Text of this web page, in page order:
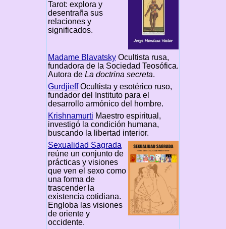
Tarot: explora y
desentraña sus
relaciones y
significados.
Madame BlavatskyOcultista rusa,
fundadora de la Sociedad Teosófica.
Autora de La doctrina secreta.
GurdjieffOcultista y esotérico ruso,
fundador del Instituto para el
desarrollo armónico del hombre.
Krishnamurti Maestro espiritual,
investigó la condición humana,
buscando la libertad interior.
Sexualidad Sagrada
reúne un conjunto de
prácticas y visiones
que ven el sexo como
una forma de
trascender la
existencia cotidiana.
Engloba las visiones
de oriente y
occidente.